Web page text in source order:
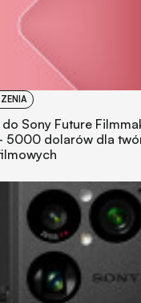
Sony Future
5000 dolarów dla